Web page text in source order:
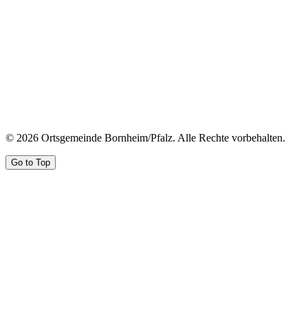
© 2026 Ortsgemeinde Bornheim/Pfalz. Alle Rechte vorbehalten.
Go to Top